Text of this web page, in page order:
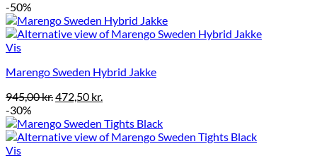
pris
var:
pris
er:
-50%
Vis
Marengo Sweden Hybrid Jakke
945,00kr.Den
pris
var:
472,50 kr.
pris
er:
-30%
Vis